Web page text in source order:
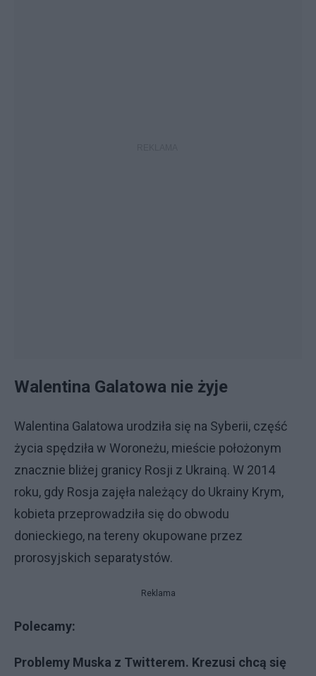
Walentina Galatowa nie żyje
Walentina Galatowa urodziła się na Syberii, część
życia spędziła w Woroneżu, mieście położonym
znacznie bliżej granicy Rosji z Ukrainą. W 2014
roku, gdy Rosja zajęła należący do Ukrainy Krym,
kobieta przeprowadziła się do obwodu
donieckiego, na tereny okupowane przez
prorosyjskich separatystów.
Reklama
Polecamy:
Problemy Muska z Twitterem. Krezusi chcą się